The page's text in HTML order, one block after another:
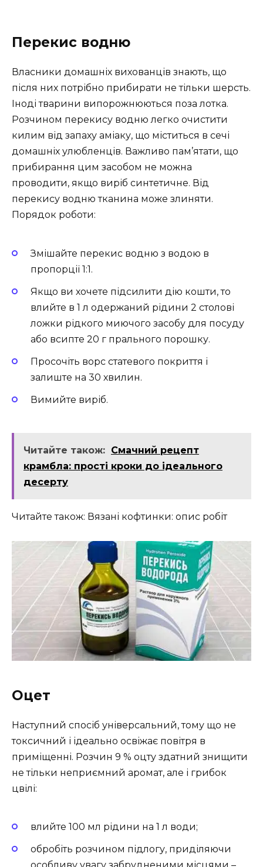
Перекис водню
Власники домашніх вихованців знають, що
після них потрібно прибирати не тільки шерсть.
Іноді тварини випорожнюються поза лотка.
Розчином перекису водню легко очистити
килим від запаху аміаку, що міститься в сечі
домашніх улюбленців. Важливо пам’ятати, що
прибирання цим засобом не можна
проводити, якщо виріб синтетичне. Від
перекису водню тканина може злиняти.
Порядок роботи:
Змішайте перекис водню з водою в
пропорції 1:1.
Якщо ви хочете підсилити дію кошти, то
влийте в 1 л одержаний рідини 2 столові
ложки рідкого миючого засобу для посуду
або всипте 20 г прального порошку.
Просочіть ворс статевого покриття і
залиште на 30 хвилин.
Вимийте виріб.
Читайте також: Смачний рецепт
крамбла: прості кроки до ідеального
десерту
Читайте також: Вязані кофтинки: опис робіт
Оцет
Наступний спосіб універсальний, тому що не
токсичний і ідеально освіжає повітря в
приміщенні. Розчин 9 % оцту здатний знищити
не тільки неприємний аромат, але і грибок
цвілі:
влийте 100 мл рідини на 1 л води;
обробіть розчином підлогу, приділяючи